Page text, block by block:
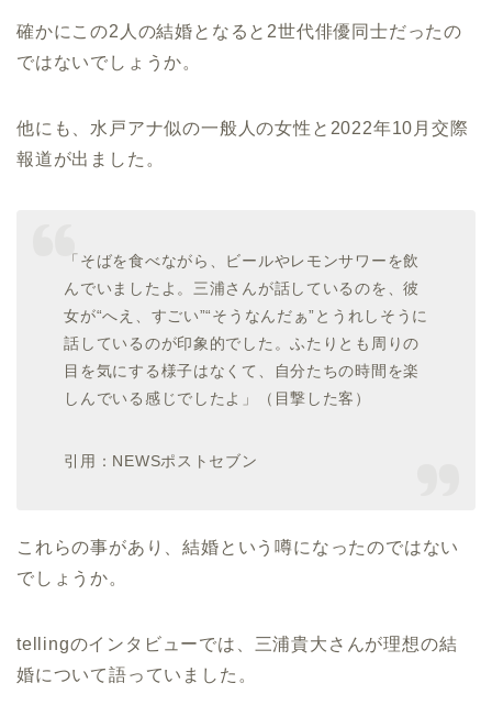
確かにこの2人の結婚となると2世代俳優同士だったの
ではないでしょうか。
他にも、水戸アナ似の一般人の女性と2022年10月交際
報道が出ました。
「そばを食べながら、ビールやレモンサワーを飲
んでいましたよ。三浦さんが話しているのを、彼
女が“へえ、すごい”“そうなんだぁ”とうれしそうに
話しているのが印象的でした。ふたりとも周りの
目を気にする様子はなくて、自分たちの時間を楽
しんでいる感じでしたよ」（目撃した客）
引用：NEWSポストセブン
これらの事があり、結婚という噂になったのではない
でしょうか。
tellingのインタビューでは、三浦貴大さんが理想の結
婚について語っていました。